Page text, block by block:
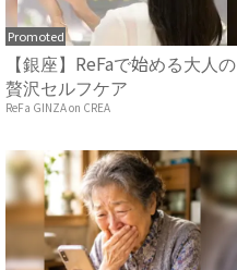
Promoted
【銀座】ReFaで始める大人の
贅沢セルフケア
ReFa GINZA on CREA